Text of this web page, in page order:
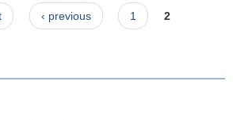
‹ previous 1 2